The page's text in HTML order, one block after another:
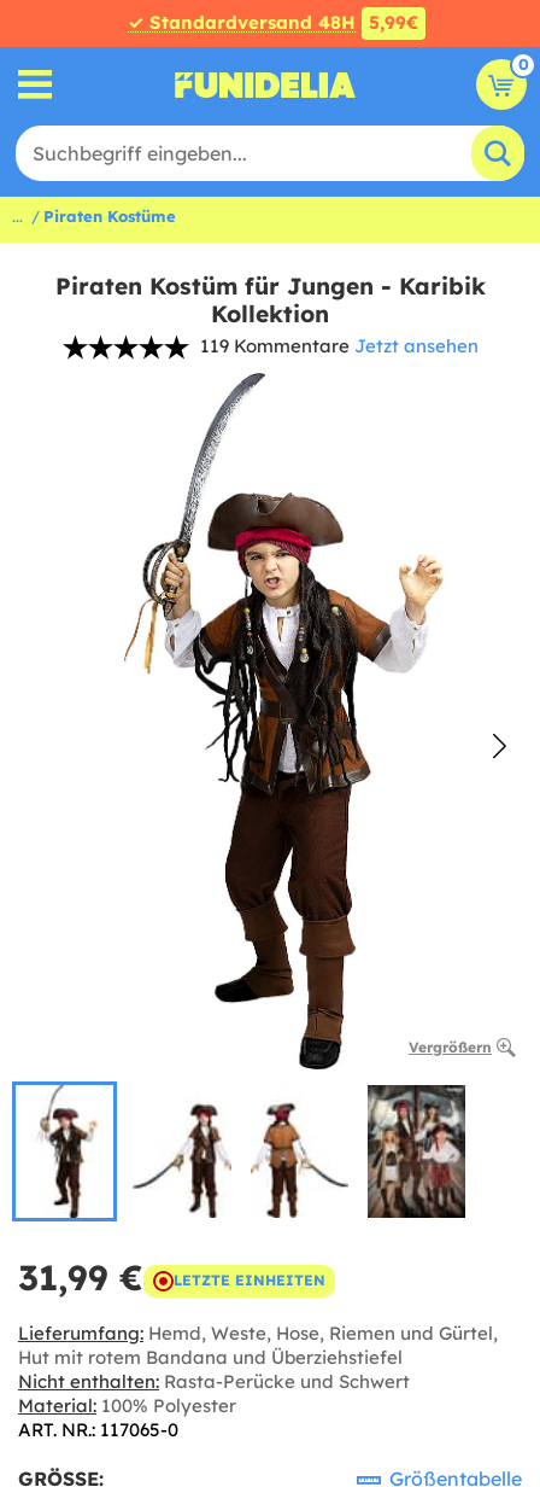
✓ Standardversand 48H 5,99€
0
... Piraten Kostüme
Piraten Kostüm für Jungen - Karibik
Kollektion
119 Kommentare Jetzt ansehen
Vergrößern
31,99 € LETZTE EINHEITEN
Lieferumfang: Hemd, Weste, Hose, Riemen und Gürtel,
Hut mit rotem Bandana und Überziehstiefel
Nicht enthalten: Rasta-Perücke und Schwert
Material: 100% Polyester
ART. NR.: 117065-0
GRÖSSE: Größentabelle